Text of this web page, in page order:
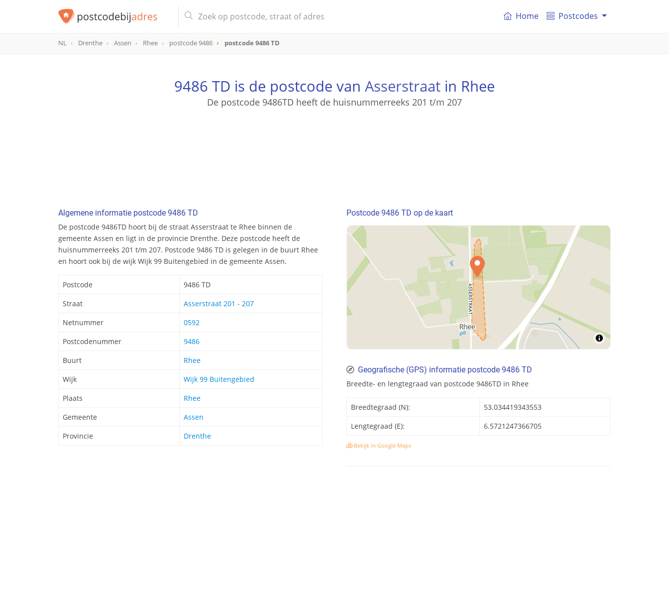
Home Postcodes
NL Drenthe Assen Rhee postcode 9486 postcode 9486 TD
9486 TD is de postcode van Asserstraat in Rhee
De postcode 9486TD heeft de huisnummerreeks 201 t/m 207
Algemene informatie postcode 9486 TD
De postcode 9486TD hoort bij de straat Asserstraat te Rhee binnen de
gemeente Assen en ligt in de provincie Drenthe. Deze postcode heeft de
huisnummerreeks 201 t/m 207. Postcode 9486 TD is gelegen in de buurt Rhee
en hoort ook bij de wijk Wijk 99 Buitengebied in de gemeente Assen.
Postcode
9486 TD
Straat
Asserstraat 201 - 207
Netnummer
0592
Postcodenummer
9486
Buurt
Rhee
Wijk
Wijk 99 Buitengebied
Plaats
Rhee
Gemeente
Assen
Provincie
Drenthe
Postcode 9486 TD op de kaart
Geografische (GPS) informatie postcode 9486 TD
Breedte- en lengtegraad van postcode 9486TD in Rhee
Breedtegraad (N):
53.034419343553
Lengtegraad (E):
6.5721247366705
Bekijk in Google Maps